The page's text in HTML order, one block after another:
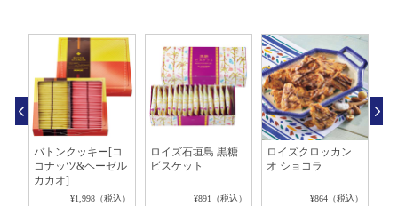
バトンクッキー[コ
コナッツ&ヘーゼル
カカオ]
¥1,998（税込）
ロイズ石垣島 黒糖
ビスケット
¥891（税込）
ロイズクロッカン
オ ショコラ
¥864（税込）